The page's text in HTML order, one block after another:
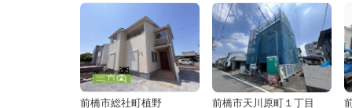
前橋市総社町植野 前橋市天川原町１丁目